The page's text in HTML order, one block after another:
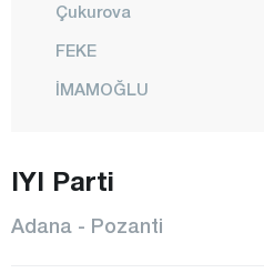
Çukurova
FEKE
İMAMOĞLU
IYI Parti
Adana - Pozanti